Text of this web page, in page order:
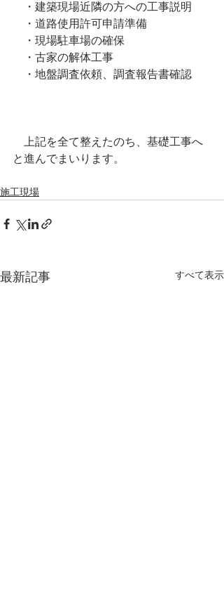
・建築現場近隣の方への工事説明
・道路使用許可申請準備
・現場駐車場の確保
・古家の解体工事
・地盤調査依頼、調査報告書確認
上記を全て整えたのち、基礎工事へ
と進んでまいります。
施工現場
最新記事 すべて表示